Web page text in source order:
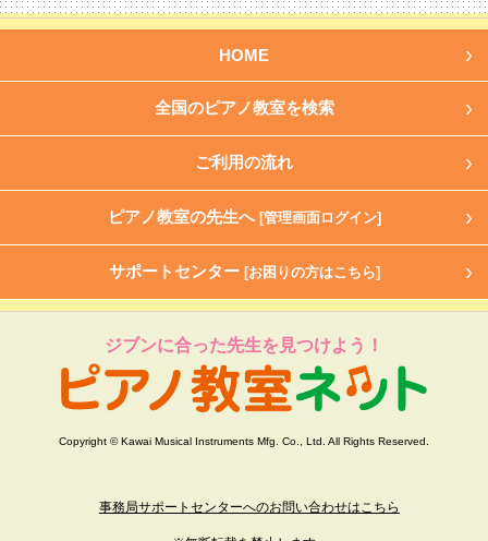
HOME
全国のピアノ教室を検索
ご利用の流れ
ピアノ教室の先生へ [管理画面ログイン]
サポートセンター [お困りの方はこちら]
ジブンに合った先生を見つけよう！
Copyright © Kawai Musical Instruments Mfg. Co., Ltd. All Rights Reserved.
事務局サポートセンターへのお問い合わせはこちら